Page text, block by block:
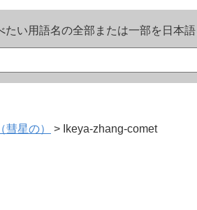
たい用語名の全部または一部を日本
彗星の） > Ikeya-zhang-comet